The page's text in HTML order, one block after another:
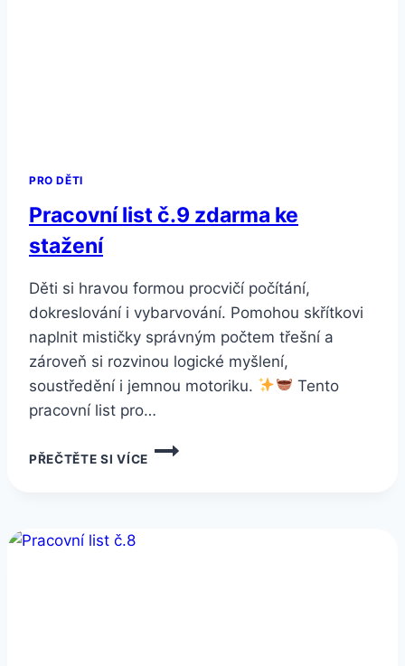
PRO DĚTI
Pracovní list č.9 zdarma ke
stažení
Děti si hravou formou procvičí počítání,
dokreslování i vybarvování. Pomohou skřítkovi
naplnit mističky správným počtem třešní a
zároveň si rozvinou logické myšlení,
soustředění i jemnou motoriku.
Tento
pracovní list pro…
PŘEČTĚTE SI VÍCE
PRACOVNÍ
LIST